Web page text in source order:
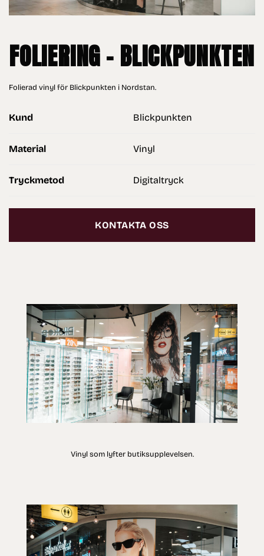
FOLIERING – BLICKPUNKTEN
Folierad vinyl för Blickpunkten i Nordstan.
Kund Blickpunkten
Material Vinyl
Tryckmetod Digitaltryck
KONTAKTA OSS
Vinyl som lyfter butiksupplevelsen.